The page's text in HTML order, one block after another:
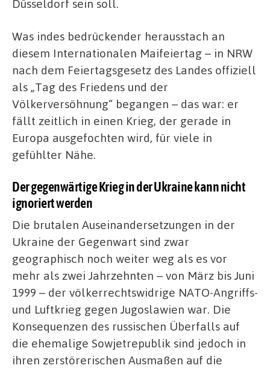
Düsseldorf sein soll.
Was indes bedrückender herausstach an
diesem Internationalen Maifeiertag – in NRW
nach dem Feiertagsgesetz des Landes offiziell
als „Tag des Friedens und der
Völkerversöhnung“ begangen – das war: er
fällt zeitlich in einen Krieg, der gerade in
Europa ausgefochten wird, für viele in
gefühlter Nähe.
Der gegenwärtige Krieg in der Ukraine kann nicht
ignoriert werden
Die brutalen Auseinandersetzungen in der
Ukraine der Gegenwart sind zwar
geographisch noch weiter weg als es vor
mehr als zwei Jahrzehnten – von März bis Juni
1999 – der völkerrechtswidrige NATO-Angriffs-
und Luftkrieg gegen Jugoslawien war. Die
Konsequenzen des russischen Überfalls auf
die ehemalige Sowjetrepublik sind jedoch in
ihren zerstörerischen Ausmaßen auf die